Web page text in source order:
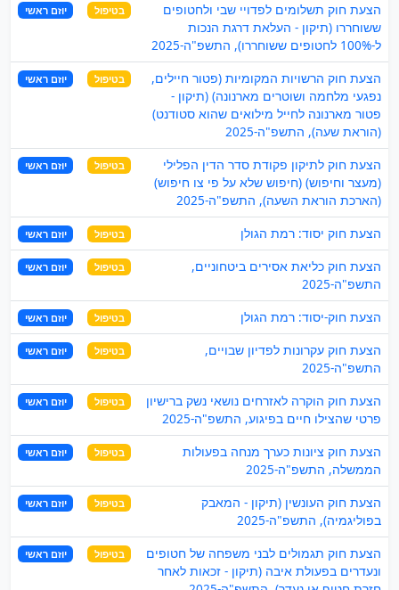
הצעת חוק תשלומים לפדויי שבי ולחטופים
ששוחררו (תיקון - העלאת דרגת הנכות
ל-100% לחטופים ששוחררו), התשפ"ה-2025
בטיפול יוזם ראשי
הצעת חוק הרשויות המקומיות (פטור חיילים,
נפגעי מלחמה ושוטרים מארנונה) (תיקון -
פטור מארנונה לחייל מילואים שהוא סטודנט)
(הוראת שעה), התשפ"ה-2025
בטיפול יוזם ראשי
הצעת חוק לתיקון פקודת סדר הדין הפלילי
(מעצר וחיפוש) (חיפוש שלא על פי צו חיפוש)
(הארכת הוראת השעה), התשפ"ה-2025
בטיפול יוזם ראשי
הצעת חוק יסוד: רמת הגולן בטיפול יוזם ראשי
הצעת חוק כליאת אסירים ביטחוניים,
התשפ"ה-2025
בטיפול יוזם ראשי
הצעת חוק-יסוד: רמת הגולן בטיפול יוזם ראשי
הצעת חוק עקרונות לפדיון שבויים,
התשפ"ה-2025
בטיפול יוזם ראשי
הצעת חוק הוקרה לאזרחים נושאי נשק ברישיון
פרטי שהצילו חיים בפיגוע, התשפ"ה-2025
בטיפול יוזם ראשי
הצעת חוק ציונות כערך מנחה בפעולות
הממשלה, התשפ"ה-2025
בטיפול יוזם ראשי
הצעת חוק העונשין (תיקון - המאבק
בפוליגמיה), התשפ"ה-2025
בטיפול יוזם ראשי
הצעת חוק תגמולים לבני משפחה של חטופים
ונעדרים בפעולת איבה (תיקון - זכאות לאחר
בטיפול יוזם ראשי